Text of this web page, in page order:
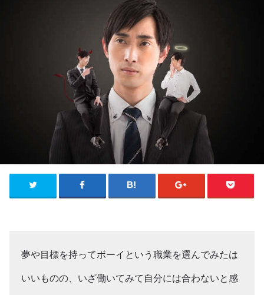
夢や目標を持ってボーイという職業を選んでみたは
いいものの、いざ働いてみて自分には合わないと感